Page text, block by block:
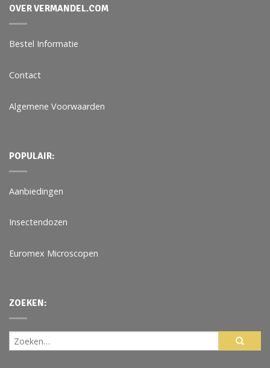
OVER VERMANDEL.COM
Bestel Informatie
Contact
Algemene Voorwaarden
POPULAIR:
Aanbiedingen
Insectendozen
Euromex Microscopen
ZOEKEN: